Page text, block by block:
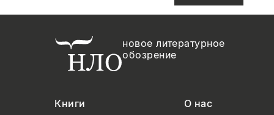
новое литературное
обозрение
Книги
О нас